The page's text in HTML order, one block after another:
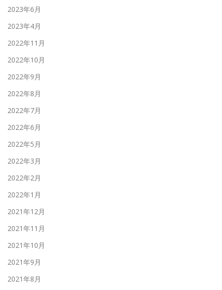
2023年6月
2023年4月
2022年11月
2022年10月
2022年9月
2022年8月
2022年7月
2022年6月
2022年5月
2022年3月
2022年2月
2022年1月
2021年12月
2021年11月
2021年10月
2021年9月
2021年8月